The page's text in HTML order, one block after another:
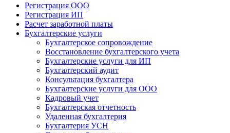
Регистрация ООО
Регистрация ИП
Расчет заработной платы
Бухгалтерские услуги
Бухгалтерское сопровождение
Восстановление бухгалтерского учета
Бухгалтерские услуги для ИП
Бухгалтерский аудит
Консультация бухгалтера
Бухгалтерские услуги для ООО
Кадровый учет
Бухгалтерская отчетность
Удаленная бухгалтерия
Бухгалтерия УСН